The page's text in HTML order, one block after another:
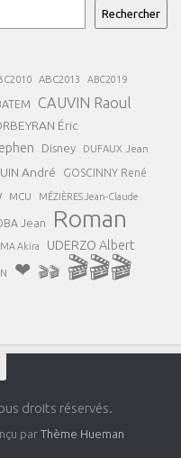
Rechercher
ABC2013 ABC2019
CAUVIN Raoul
Éric
Disney DUFAUX Jean
André GOSCINNY René
MCU MÉZIÈRES Jean-Claude
Jean Roman
Akira UDERZO Albert
❤ 🎬🎬 🎬🎬🎬
droits réservés.
par Thème Hueman